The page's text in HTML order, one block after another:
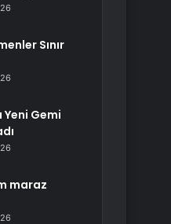
Sınır
Yeni Gemi
maraz